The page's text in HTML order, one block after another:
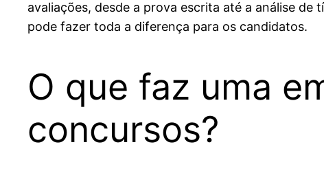
avaliações, desde a prova escrita até a análise
pode fazer toda a diferença para os candidatos.
O que faz uma
concursos?